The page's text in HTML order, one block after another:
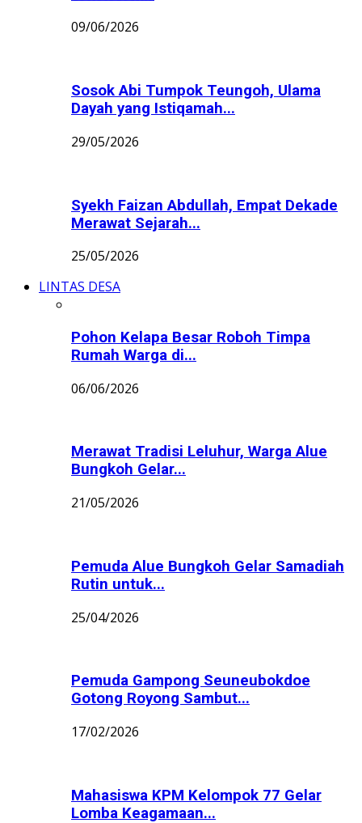
09/06/2026
Sosok Abi Tumpok Teungoh, Ulama
Dayah yang Istiqamah...
29/05/2026
Syekh Faizan Abdullah, Empat Dekade
Merawat Sejarah...
25/05/2026
LINTAS DESA
Pohon Kelapa Besar Roboh Timpa
Rumah Warga di...
06/06/2026
Merawat Tradisi Leluhur, Warga Alue
Bungkoh Gelar...
21/05/2026
Pemuda Alue Bungkoh Gelar Samadiah
Rutin untuk...
25/04/2026
Pemuda Gampong Seuneubokdoe
Gotong Royong Sambut...
17/02/2026
Mahasiswa KPM Kelompok 77 Gelar
Lomba Keagamaan...